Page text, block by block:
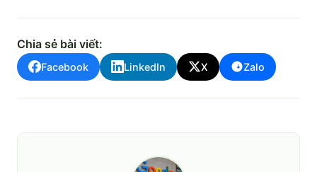
Chia sẻ bài viết:
Facebook LinkedIn X Zalo